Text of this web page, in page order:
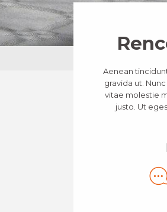
Aenean
gravida ut.
vitae molestie
justo. Ut